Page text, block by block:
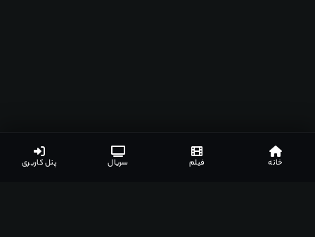
خانه فیلم سریال پنل کاربری